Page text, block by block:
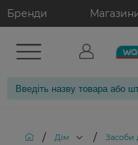
Бренди
/ Дім / Засоби